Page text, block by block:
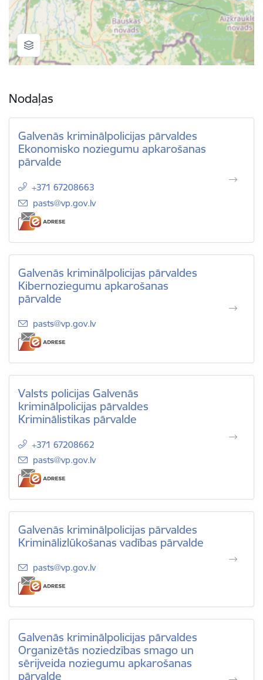
Nodaļas
Galvenās kriminālpolicijas pārvaldes
Ekonomisko noziegumu apkarošanas
pārvalde
+371 67208663
E-pasts:
pasts@vp.gov.lv
Galvenās kriminālpolicijas pārvaldes
Kibernoziegumu apkarošanas
pārvalde
E-pasts:
pasts@vp.gov.lv
Valsts policijas Galvenās
kriminālpolicijas pārvaldes
Kriminālistikas pārvalde
+371 67208662
E-pasts:
pasts@vp.gov.lv
Galvenās kriminālpolicijas pārvaldes
Kriminālizlūkošanas vadības pārvalde
E-pasts:
pasts@vp.gov.lv
Galvenās kriminālpolicijas pārvaldes
Organizētās noziedzības smago un
sērijveida noziegumu apkarošanas
pārvalde